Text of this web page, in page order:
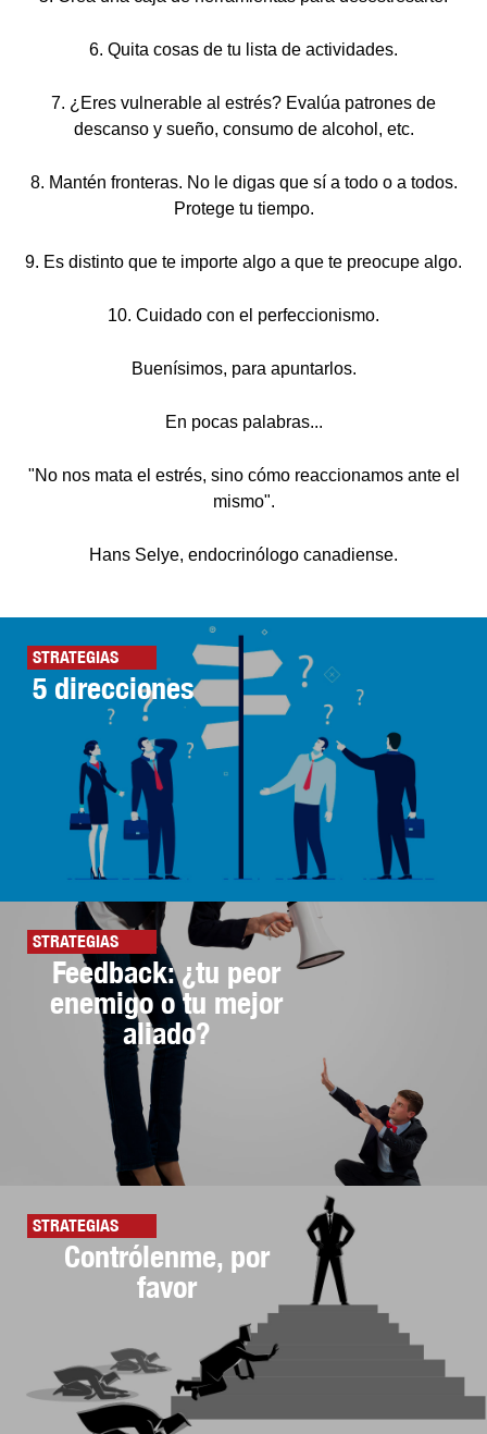
6. Quita cosas de tu lista de actividades.
7. ¿Eres vulnerable al estrés? Evalúa patrones de
descanso y sueño, consumo de alcohol, etc.
8. Mantén fronteras. No le digas que sí a todo o a todos.
Protege tu tiempo.
9. Es distinto que te importe algo a que te preocupe algo.
10. Cuidado con el perfeccionismo.
Buenísimos, para apuntarlos.
En pocas palabras...
"No nos mata el estrés, sino cómo reaccionamos ante el
mismo".
Hans Selye, endocrinólogo canadiense.
STRATEGIAS
5 direcciones
STRATEGIAS
Feedback: ¿tu peor
enemigo o tu mejor
aliado?
STRATEGIAS
Contrólenme, por
favor